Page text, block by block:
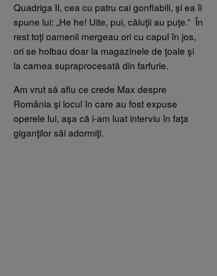
Quadriga II, cea cu patru cai gonflabili, şi ea îi
spune lui: „He he! Uite, pui, căluţii au puţe.” În
rest toţi oamenii mergeau ori cu capul în jos,
ori se holbau doar la magazinele de ţoale şi
la carnea supraprocesată din farfurie.
Am vrut să aflu ce crede Max despre
România şi locul în care au fost expuse
operele lui, aşa că i-am luat interviu în faţa
giganţilor săi adormiţi.